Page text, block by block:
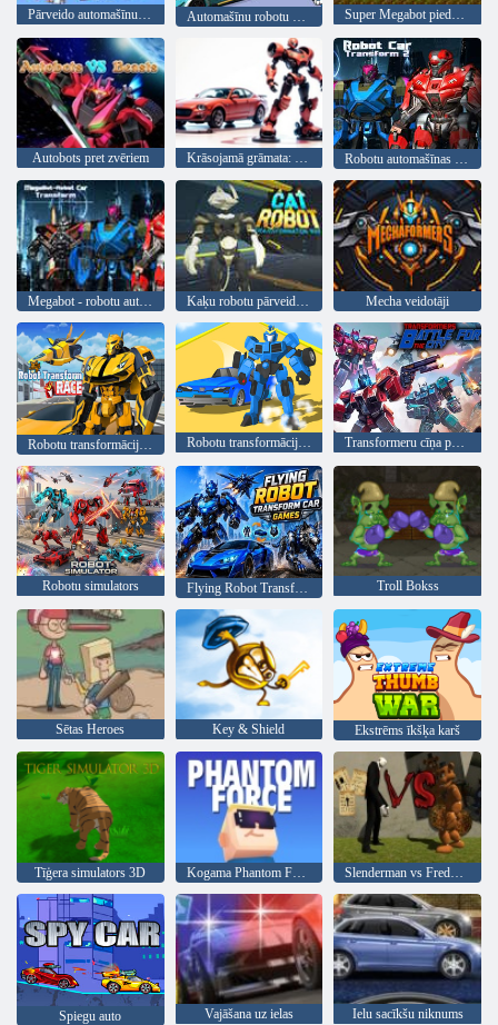
Pārveido automašīnu cīņa Super Megabot piedzīvojums
Autobots pret zvēriem Krāsojamā grāmata: robots un automašīna Robotu automašīnas transformācija 2
Megabot - robotu automašīnas transformācija Kaķu robotu pārveidošanas karš Mecha veidotāji
Robotu transformācijas sacīkstes Transformeru cīņa par pilsētu
Robotu simulators Flying Robot Transform Car Games Troll Bokss
Sētas Heroes Key & Shield Ekstrēms īkšķa karš
Tīģera simulators 3D Kogama Phantom Force Slenderman vs Freddy Fazbear
Spiegu auto Vajāšana uz ielas Ielu sacīkšu niknums